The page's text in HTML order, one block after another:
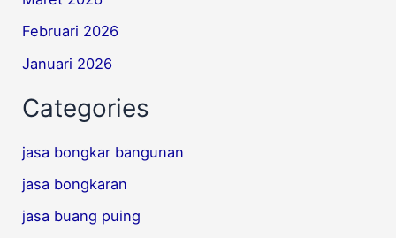
Februari 2026
Januari 2026
Categories
jasa bongkar bangunan
jasa bongkaran
jasa buang puing